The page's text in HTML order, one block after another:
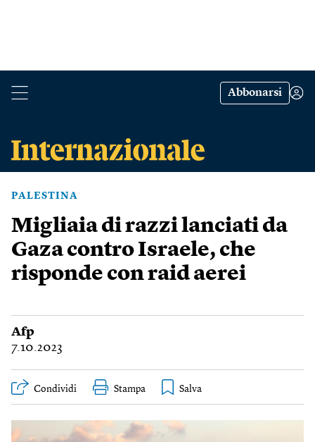
Abbonarsi
PALESTINA
Migliaia di razzi lanciati da
Gaza contro Israele, che
risponde con raid aerei
Afp
7.10.2023
Condividi Stampa